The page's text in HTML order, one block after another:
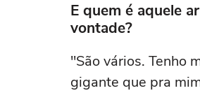
E quem é aquele
vontade?
"São vários. Tenho
gigante que pra